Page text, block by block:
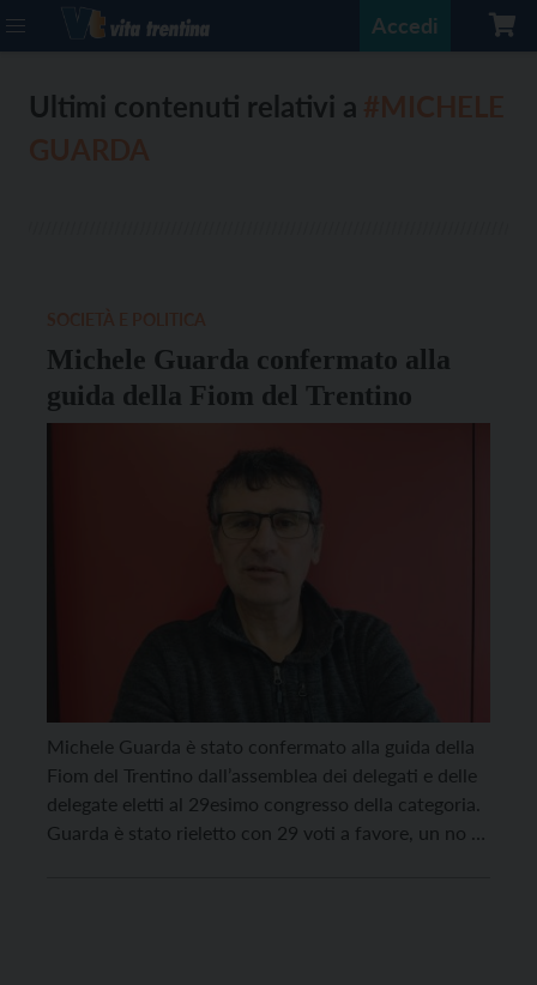
Accedi
Ultimi contenuti relativi a
Michele Guarda confermato alla
guida della Fiom del Trentino
Michele Guarda è stato confermato alla guida della
Fiom del Trentino dall’assemblea dei delegati e delle
delegate eletti al 29esimo congresso della categoria.
Guarda è stato rieletto con 29 voti a favore, un no e